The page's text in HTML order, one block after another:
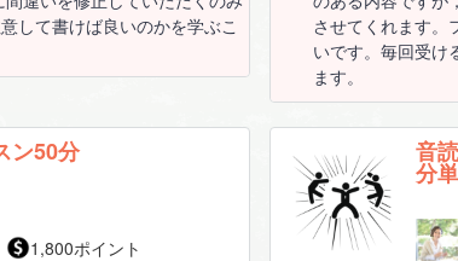
して書けば良いのかを学ぶこ
させてくれます。
いです。毎回受け
ます。
ン50分
1,800ポイント
音
分